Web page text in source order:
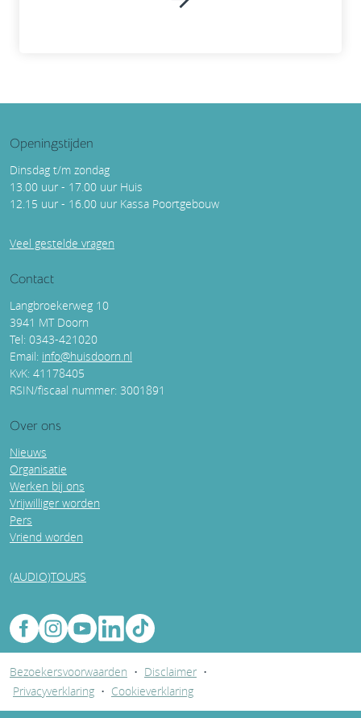
Openingstijden
Dinsdag t/m zondag
13.00 uur - 17.00 uur Huis
12.15 uur - 16.00 uur Kassa Poortgebouw
Veel gestelde vragen
Contact
Langbroekerweg 10
3941 MT Doorn
Tel: 0343-421020
Email: info@huisdoorn.nl
KvK: 41178405
RSIN/fiscaal nummer: 3001891
Over ons
Nieuws
Organisatie
Werken bij ons
Vrijwilliger worden
Pers
Vriend worden
(AUDIO)TOURS
Bezoekersvoorwaarden • Disclaimer •
Privacyverklaring • Cookieverklaring